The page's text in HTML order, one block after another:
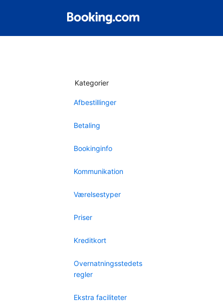
Kategorier
Afbestillinger
Betaling
Bookinginfo
Kommunikation
Værelsestyper
Priser
Kreditkort
Overnatningsstedets
regler
Ekstra faciliteter